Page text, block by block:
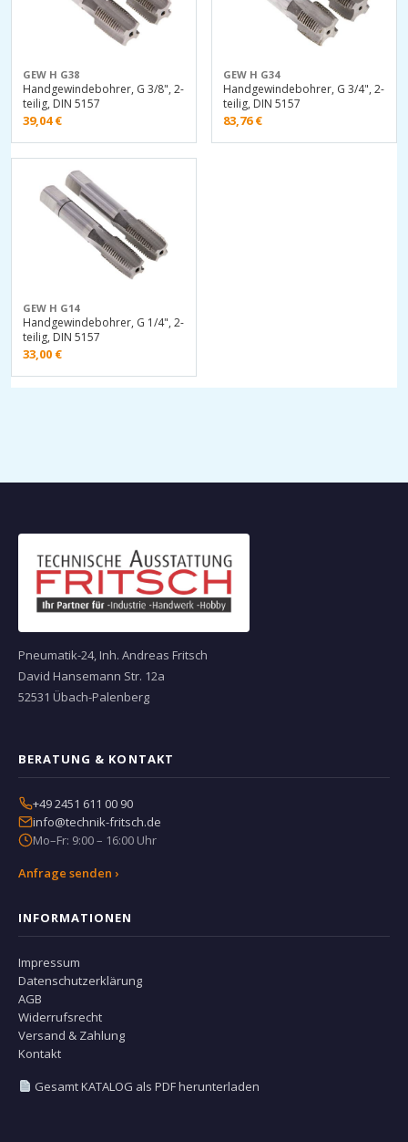
GEW H G38
Handgewindebohrer, G 3/8", 2-
teilig, DIN 5157
39,04€
GEW H G34
Handgewindebohrer, G 3/4", 2-
teilig, DIN 5157
83,76€
GEW H G14
Handgewindebohrer, G 1/4", 2-
teilig, DIN 5157
33,00 €
Pneumatik-24, Inh. Andreas Fritsch
David Hansemann Str. 12a
52531 Übach-Palenberg
BERATUNG & KONTAKT
+49 2451 611 00 90
info@technik-fritsch.de
Mo–Fr: 9:00 – 16:00 Uhr
Anfrage senden ›
INFORMATIONEN
Impressum
Datenschutzerklärung
AGB
Widerrufsrecht
Versand & Zahlung
Kontakt
Gesamt KATALOG als PDF herunterladen